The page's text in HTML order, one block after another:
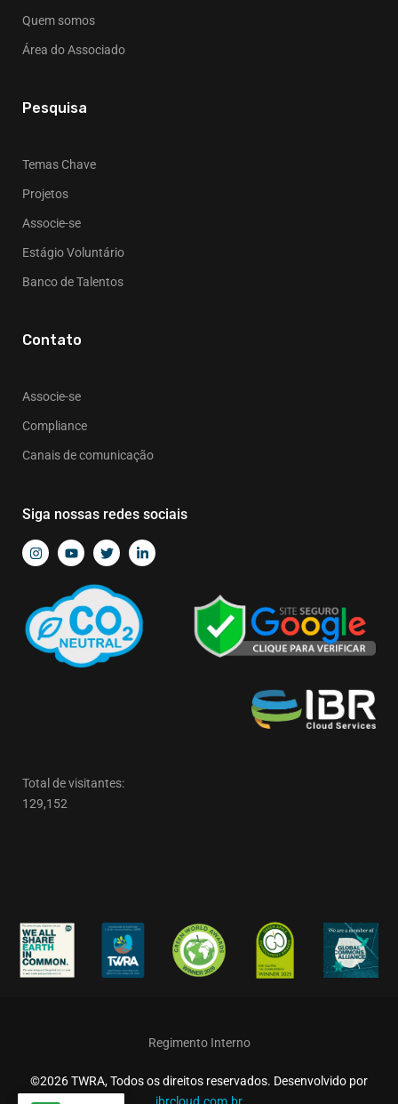
Quem somos
Área do Associado
Pesquisa
Temas Chave
Projetos
Associe-se
Estágio Voluntário
Banco de Talentos
Contato
Associe-se
Compliance
Canais de comunicação
Siga nossas redes sociais
Total de visitantes:
129,152
Regimento Interno
©2026 TWRA, Todos os direitos reservados. Desenvolvido por
ibrcloud.com.br